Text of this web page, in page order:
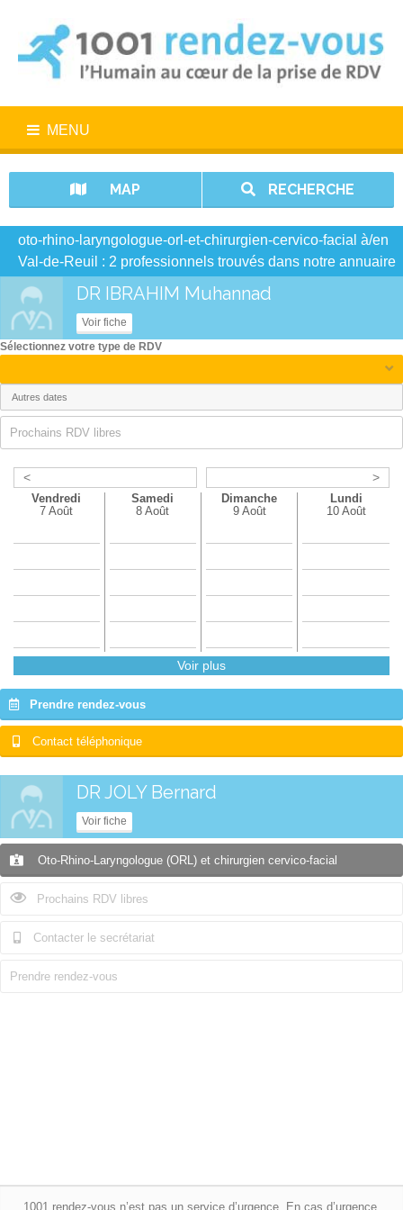
MENU
MAP RECHERCHE
oto-rhino-laryngologue-orl-et-chirurgien-cervico-facial à/en
Val-de-Reuil : 2 professionnels trouvés dans notre annuaire
DR IBRAHIM Muhannad
Voir fiche
< >
Vendredi
7 Août
Samedi
8 Août
Dimanche
9 Août
Lundi
10 Août
Voir plus
Prendre rendez-vous
Contact téléphonique
Sélectionnez votre type de RDV
Prochains RDV libres
DR JOLY Bernard
Voir fiche
Oto-Rhino-Laryngologue (ORL) et chirurgien cervico-facial
Prochains RDV libres
Contacter le secrétariat
Prendre rendez-vous
1001 rendez-vous n’est pas un service d’urgence. En cas d’urgence,